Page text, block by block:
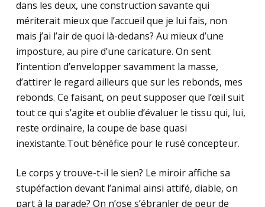
dans les deux, une construction savante qui
mériterait mieux que l’accueil que je lui fais, non
mais j’ai l’air de quoi là-dedans? Au mieux d’une
imposture, au pire d’une caricature. On sent
l’intention d’envelopper savamment la masse,
d’attirer le regard ailleurs que sur les rebonds, mes
rebonds. Ce faisant, on peut supposer que l’œil suit
tout ce qui s’agite et oublie d’évaluer le tissu qui, lui,
reste ordinaire, la coupe de base quasi
inexistante.Tout bénéfice pour le rusé concepteur.
Le corps y trouve-t-il le sien? Le miroir affiche sa
stupéfaction devant l’animal ainsi attifé, diable, on
part à la parade? On n’ose s’ébranler de peur de